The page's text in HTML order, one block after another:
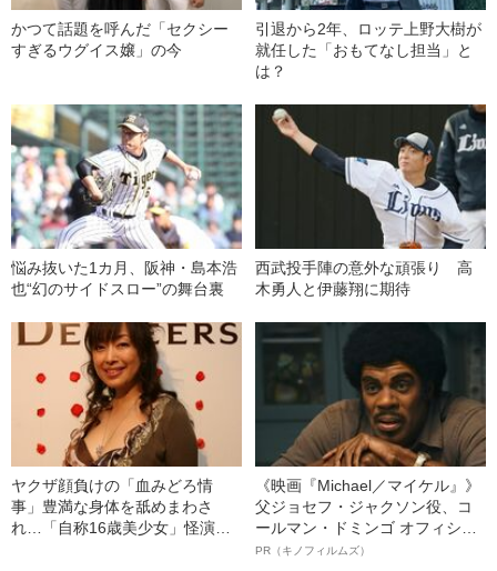
かつて話題を呼んだ「セクシー
すぎるウグイス嬢」の今
引退から2年、ロッテ上野大樹が
就任した「おもてなし担当」と
は？
悩み抜いた1カ月、阪神・島本浩
也“幻のサイドスロー”の舞台裏
西武投手陣の意外な頑張り 高
木勇人と伊藤翔に期待
ヤクザ顔負けの「血みどろ情
事」豊満な身体を舐めまわさ
れ…「自称16歳美少女」怪演
《映画『Michael／マイケル』》
父ジョセフ・ジャクソン役、コ
ールマン・ドミンゴ オフィシャ
ルインタビュー“観客を魅了した
PR（キノフィルムズ）